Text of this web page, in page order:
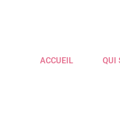
ACCUEIL QUI